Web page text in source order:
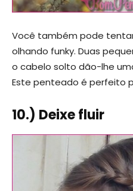
Você também pode
olhando funky. Duas
o cabelo solto dão-lhe
Este penteado é perfeito
10.) Deixe fluir